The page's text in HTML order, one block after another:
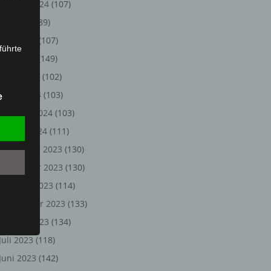
August 2024 (107)
(89)
(107)
(149)
(102)
2024 (103)
Februar 2024 (103)
Januar 2024 (111)
2023 (130)
November 2023 (130)
Oktober 2023 (114)
September 2023 (133)
August 2023 (134)
Juli 2023 (118)
Juni 2023 (142)